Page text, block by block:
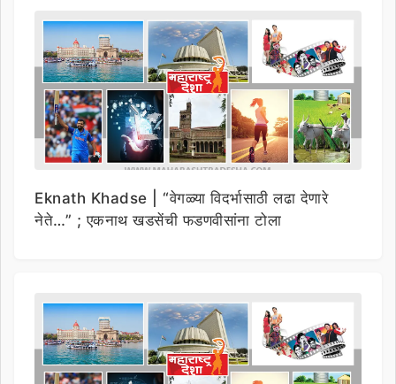
Eknath Khadse | “वेगळ्या विदर्भासाठी लढा देणारे
नेते…” ; एकनाथ खडसेंची फडणवीसांना टोला